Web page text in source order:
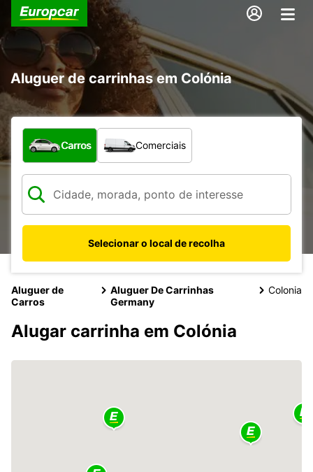
Aluguer de carrinhas em Colónia
Que tipo de veículo pretende?
Carros Comerciais
Selecionar o local de recolha
Aluguer de
Carros
Aluguer De Carrinhas
Germany
Colonia
Alugar carrinha em Colónia